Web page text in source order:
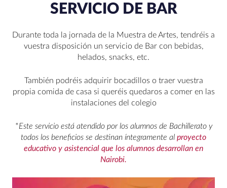
SERVICIO DE BAR
Durante toda la jornada de la Muestra de Artes, tendréis a
vuestra disposición un servicio de Bar con bebidas,
helados, snacks, etc.
También podréis adquirir bocadillos o traer vuestra
propia comida de casa si queréis quedaros a comer en las
instalaciones del colegio
*Este servicio está atendido por los alumnos de Bachillerato y
todos los beneficios se destinan íntegramente al proyecto
educativo y asistencial que los alumnos desarrollan en
Nairobi.